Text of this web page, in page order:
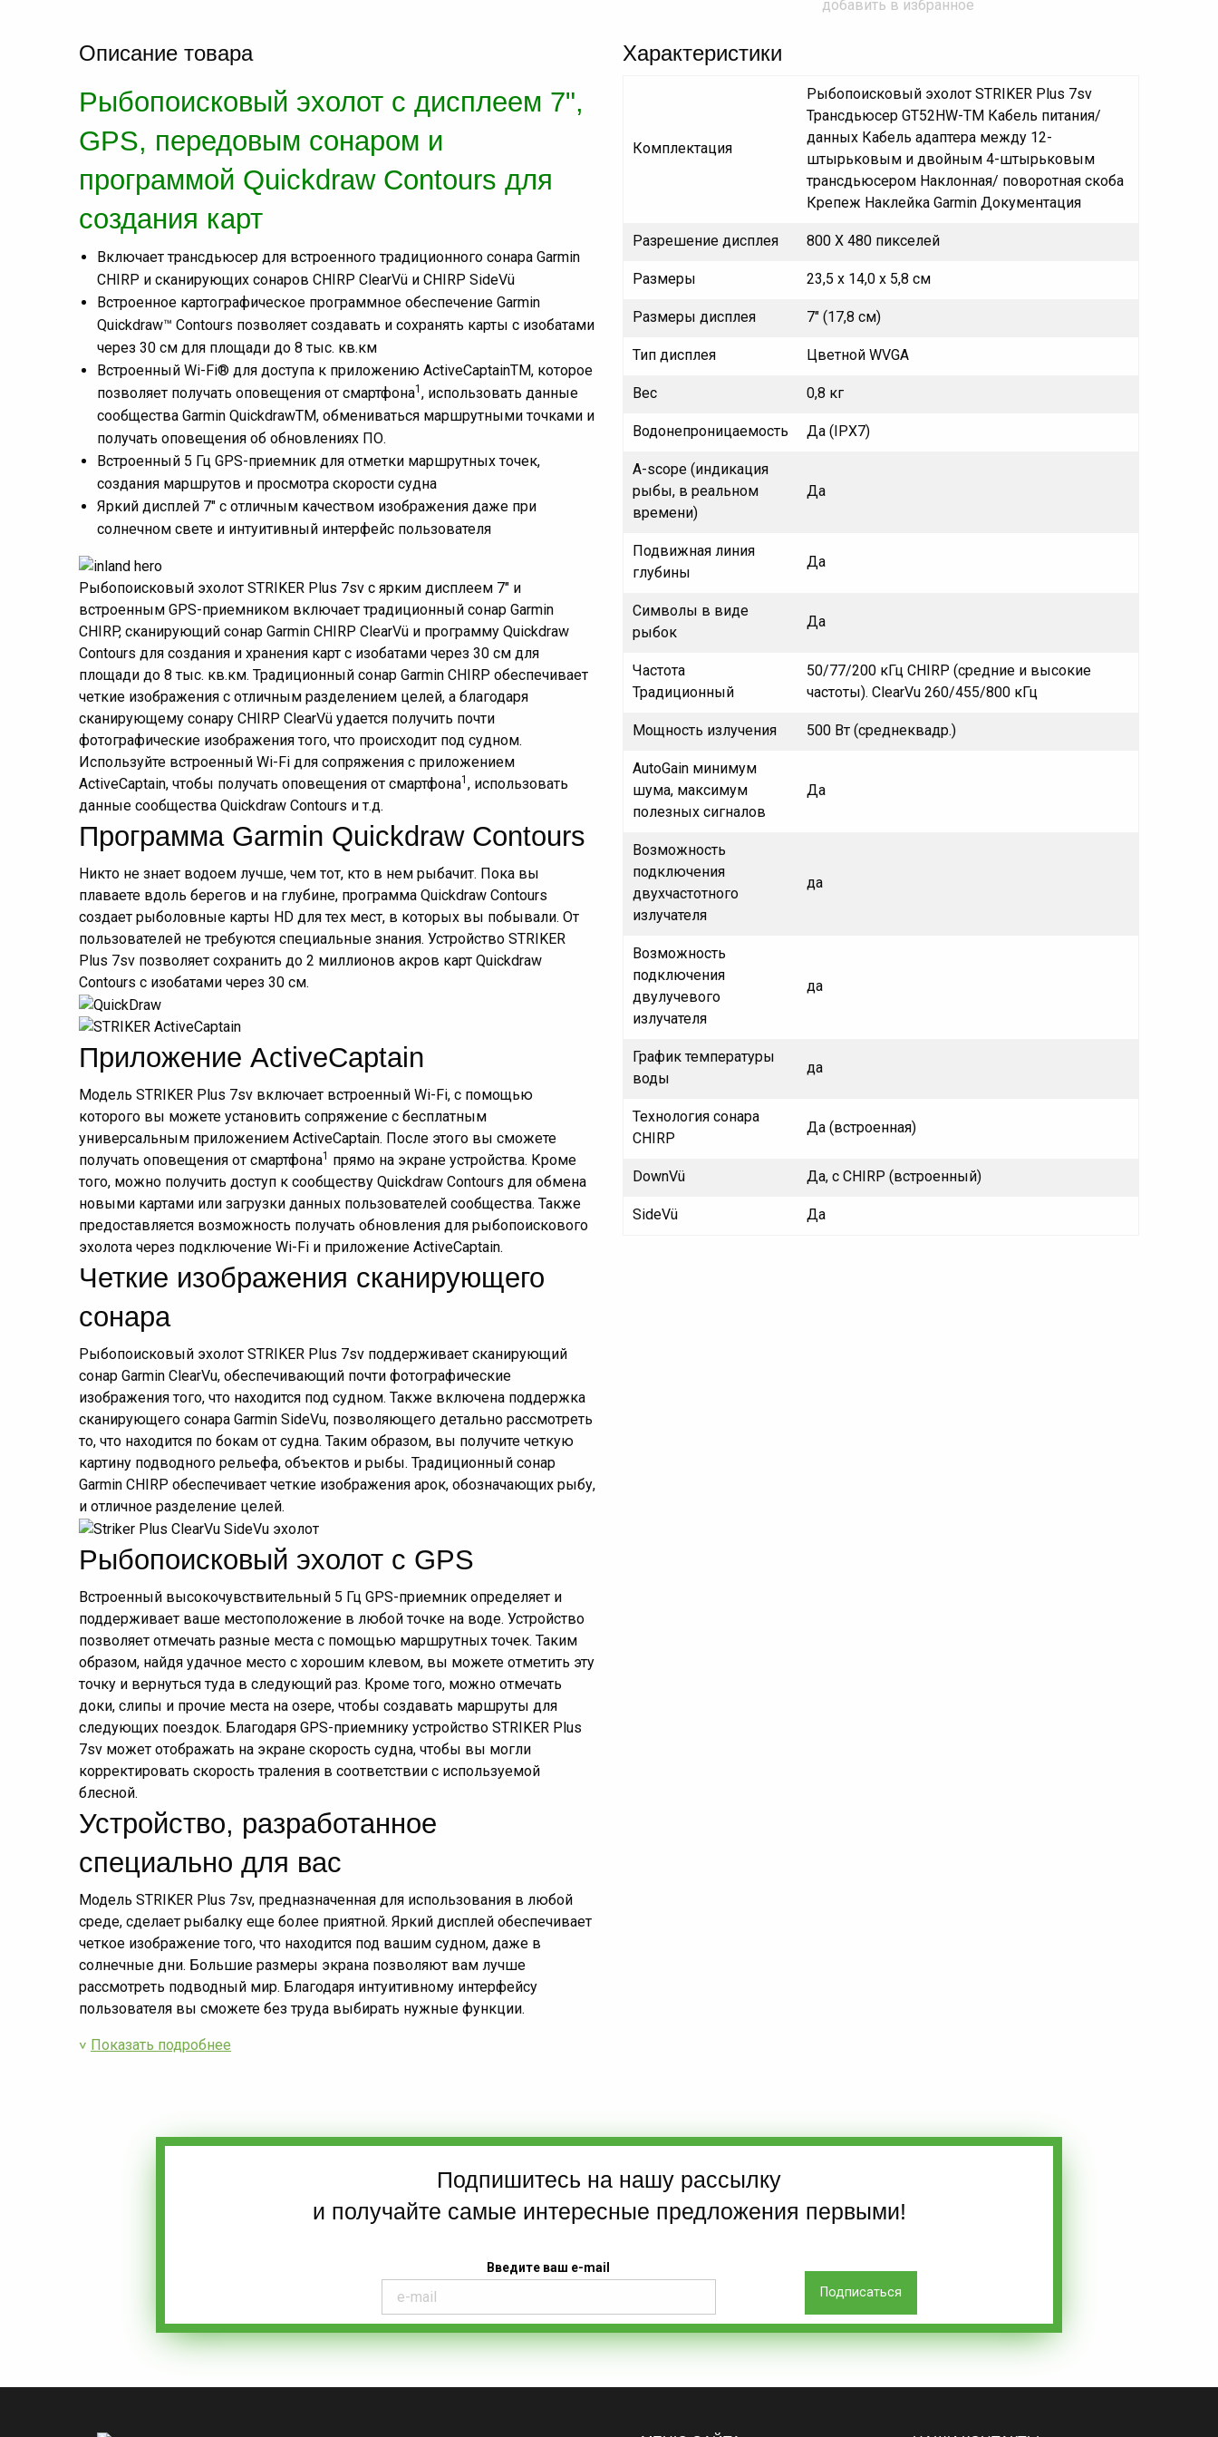
добавить в избранное
Описание товара
Рыбопоисковый эхолот с дисплеем 7",
GPS, передовым сонаром и
программой Quickdraw Contours для
создания карт
Включает трансдьюсер для встроенного традиционного сонара Garmin
CHIRP и сканирующих сонаров CHIRP ClearVü и CHIRP SideVü
Встроенное картографическое программное обеспечение Garmin
Quickdraw™ Contours позволяет создавать и сохранять карты с изобатами
через 30 см для площади до 8 тыс. кв.км
Встроенный Wi-Fi® для доступа к приложению ActiveCaptainTM, которое
позволяет получать оповещения от смартфона1 , использовать данные
сообщества Garmin QuickdrawTM, обмениваться маршрутными точками и
получать оповещения об обновлениях ПО.
Встроенный 5 Гц GPS-приемник для отметки маршрутных точек,
создания маршрутов и просмотра скорости судна
Яркий дисплей 7" с отличным качеством изображения даже при
солнечном свете и интуитивный интерфейс пользователя
Рыбопоисковый эхолот STRIKER Plus 7sv с ярким дисплеем 7" и
встроенным GPS-приемником включает традиционный сонар Garmin
CHIRP, сканирующий сонар Garmin CHIRP ClearVü и программу Quickdraw
Contours для создания и хранения карт с изобатами через 30 см для
площади до 8 тыс. кв.км. Традиционный сонар Garmin CHIRP обеспечивает
четкие изображения с отличным разделением целей, а благодаря
сканирующему сонару CHIRP ClearVü удается получить почти
фотографические изображения того, что происходит под судном.
Используйте встроенный Wi-Fi для сопряжения с приложением
ActiveCaptain, чтобы получать оповещения от смартфона1 , использовать
данные сообщества Quickdraw Contours и т.д.
Программа Garmin Quickdraw Contours
Никто не знает водоем лучше, чем тот, кто в нем рыбачит. Пока вы
плаваете вдоль берегов и на глубине, программа Quickdraw Contours
создает рыболовные карты HD для тех мест, в которых вы побывали. От
пользователей не требуются специальные знания. Устройство STRIKER
Plus 7sv позволяет сохранить до 2 миллионов акров карт Quickdraw
Contours с изобатами через 30 см.
Приложение ActiveCaptain
Модель STRIKER Plus 7sv включает встроенный Wi-Fi, с помощью
которого вы можете установить сопряжение с бесплатным
универсальным приложением ActiveCaptain. После этого вы сможете
получать оповещения от смартфона1 прямо на экране устройства. Кроме
того, можно получить доступ к сообществу Quickdraw Contours для обмена
новыми картами или загрузки данных пользователей сообщества. Также
предоставляется возможность получать обновления для рыбопоискового
эхолота через подключение Wi-Fi и приложение ActiveCaptain.
Четкие изображения сканирующего
сонара
Рыбопоисковый эхолот STRIKER Plus 7sv поддерживает сканирующий
сонар Garmin ClearVu, обеспечивающий почти фотографические
изображения того, что находится под судном. Также включена поддержка
сканирующего сонара Garmin SideVu, позволяющего детально рассмотреть
то, что находится по бокам от судна. Таким образом, вы получите четкую
картину подводного рельефа, объектов и рыбы. Традиционный сонар
Garmin CHIRP обеспечивает четкие изображения арок, обозначающих рыбу,
и отличное разделение целей.
Рыбопоисковый эхолот с GPS
Встроенный высокочувствительный 5 Гц GPS-приемник определяет и
поддерживает ваше местоположение в любой точке на воде. Устройство
позволяет отмечать разные места с помощью маршрутных точек. Таким
образом, найдя удачное место с хорошим клевом, вы можете отметить эту
точку и вернуться туда в следующий раз. Кроме того, можно отмечать
доки, слипы и прочие места на озере, чтобы создавать маршруты для
следующих поездок. Благодаря GPS-приемнику устройство STRIKER Plus
7sv может отображать на экране скорость судна, чтобы вы могли
корректировать скорость траления в соответствии с используемой
блесной.
Устройство, разработанное
специально для вас
Модель STRIKER Plus 7sv, предназначенная для использования в любой
среде, сделает рыбалку еще более приятной. Яркий дисплей обеспечивает
четкое изображение того, что находится под вашим судном, даже в
солнечные дни. Большие размеры экрана позволяют вам лучше
рассмотреть подводный мир. Благодаря интуитивному интерфейсу
пользователя вы сможете без труда выбирать нужные функции.
Показать подробнее
Характеристики
Комплектация
Рыбопоисковый эхолот STRIKER Plus 7sv
Трансдьюсер GT52HW-TM Кабель питания/
данных Кабель адаптера между 12-
штырьковым и двойным 4-штырьковым
трансдьюсером Наклонная/ поворотная скоба
Крепеж Наклейка Garmin Документация
Разрешение дисплея 800 X 480 пикселей
Размеры 23,5 x 14,0 x 5,8 см
Размеры дисплея 7" (17,8 см)
Тип дисплея Цветной WVGA
Вес 0,8 кг
Водонепроницаемость Да (IPX7)
A-scope (индикация
рыбы, в реальном
времени)
Да
Подвижная линия
глубины
Да
Символы в виде
рыбок
Да
Частота
Традиционный
50/77/200 кГц CHIRP (средние и высокие
частоты). ClearVu 260/455/800 кГц
Мощность излучения 500 Вт (среднеквадр.)
AutoGain минимум
шума, максимум
полезных сигналов
Да
Возможность
подключения
двухчастотного
излучателя
да
Возможность
подключения
двулучевого
излучателя
да
График температуры
воды
да
Технология сонара
CHIRP
Да (встроенная)
DownVü Да, с CHIRP (встроенный)
SideVü Да
Подпишитесь на нашу рассылку
и получайте самые интересные предложения первыми!
Введите ваш e-mail